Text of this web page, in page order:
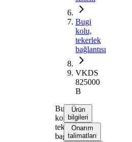
Bugi
kolu,
tekerlek
bağlantısı
VKDS
825000
B
Bugi
kolu,
tekerlek
bağlantısı
Ürün
bilgileri
Onarım
talimatları